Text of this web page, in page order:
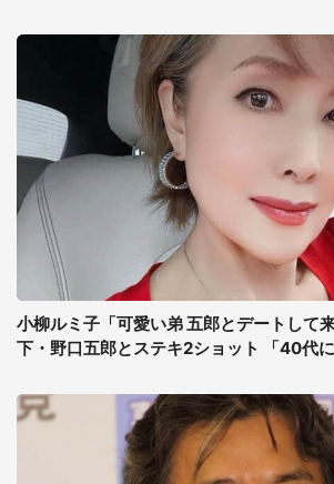
小柳ルミ子「可愛い弟 五郎とデートして
下・野口五郎とステキ2ショット 「40代